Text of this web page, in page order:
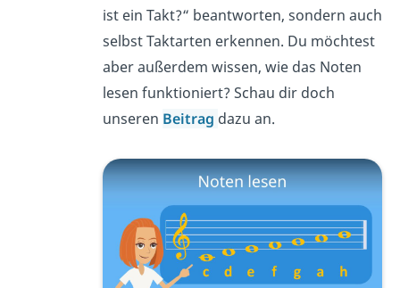
ist ein Takt?“ beantworten, sondern auch
selbst Taktarten erkennen. Du möchtest
aber außerdem wissen, wie das Noten
lesen funktioniert? Schau dir doch
unseren Beitrag dazu an.